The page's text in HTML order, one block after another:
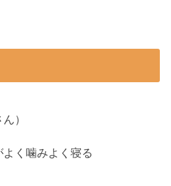
）
く噛みよく寝る